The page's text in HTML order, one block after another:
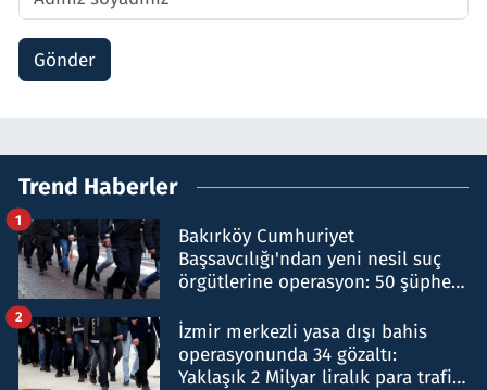
Gönder
Trend Haberler
Bakırköy Cumhuriyet
Başsavcılığı'ndan yeni nesil suç
örgütlerine operasyon: 50 şüpheli
1
İzmir merkezli yasa dışı bahis
operasyonunda 34 gözaltı:
Yaklaşık 2 Milyar liralık para trafiği
2